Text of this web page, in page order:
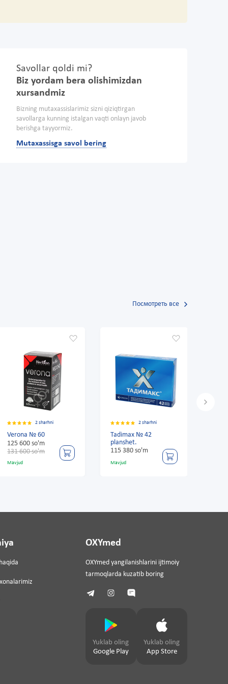
Savollar qoldi mi?
Biz yordam bera olishimizdan
xursandmiz
Bizning mutaxassislarimiz sizni qiziqtirgan
savollarga kunning istalgan vaqti onlayn javob
berishga tayyormiz.
Mutaxassisga savol bering
Посмотреть все
115 380 so'm
Gentos 20ml
68 040 so'm
Mavjud
OXYmed
OXYmed yangilanishlarini ijtimoiy
tarmoqlarda kuzatib boring
Yuklab oling
Google Play
Yuklab oling
App Store